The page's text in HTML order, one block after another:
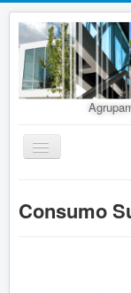
Ativar/Desativar
navegação
Consumo